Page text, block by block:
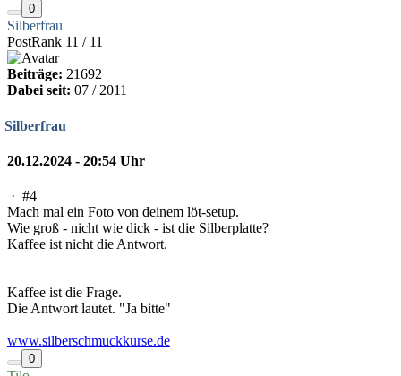
0
Silberfrau
PostRank 11 / 11
Beiträge: 21692
Dabei seit: 07 / 2011
Silberfrau
20.12.2024 - 20:54 Uhr
· #4
Mach mal ein Foto von deinem löt-setup.
Wie groß - nicht wie dick - ist die Silberplatte?
Kaffee ist nicht die Antwort.
Kaffee ist die Frage.
Die Antwort lautet. "Ja bitte"
www.silberschmuckkurse.de
0